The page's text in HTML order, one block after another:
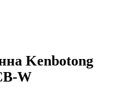
Kenbotong
W